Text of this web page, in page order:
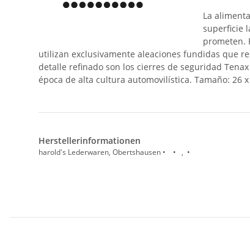
La
superficie
prometen.
utilizan exclusivamente aleaciones fundidas que
detalle refinado son los cierres de seguridad
época de alta cultura automovilística. Tamaño: 26 x
Herstellerinformationen
harold's Lederwaren, Obertshausen • • , •